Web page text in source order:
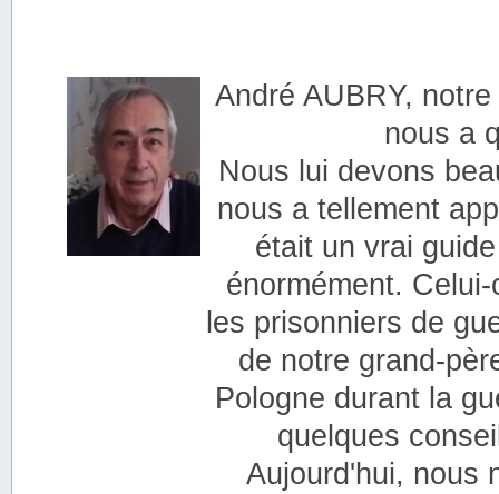
André AUBRY,
nous a
Nous lui devons
nous a tellement
était un vrai
énormément.
les prisonniers de
de notre grand-
Pologne durant la
quelques
Aujourd'hui, nous